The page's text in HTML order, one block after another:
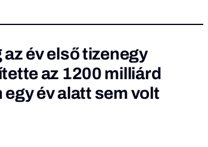
év első tizenegy
az 1200 milliárd
év alatt sem volt